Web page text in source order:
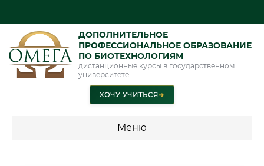
ДОПОЛНИТЕЛЬНОЕ
ПРОФЕССИОНАЛЬНОЕ ОБРАЗОВАНИЕ
ПО БИОТЕХНОЛОГИЯМ
дистанционные курсы в государственном
университете
ХОЧУ УЧИТЬСЯ➜
Меню